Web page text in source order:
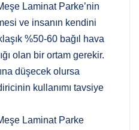
Laminat Parke’nin
ve insanın kendini
%50-60 bağıl hava
olan bir ortam gerekir.
düşecek olursa
kullanımı tavsiye
Laminat Parke